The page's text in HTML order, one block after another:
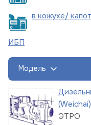
в кожухе/
ИБП
Модель
(Weichai)
ЭТРО